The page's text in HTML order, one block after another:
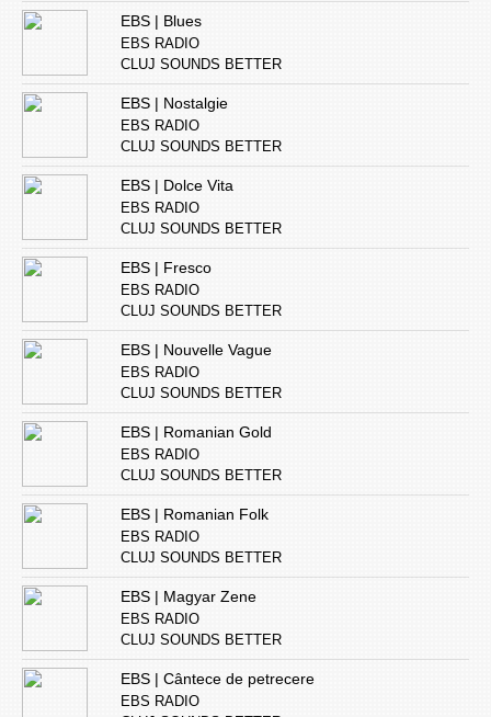
EBS | Blues
EBS RADIO
CLUJ SOUNDS BETTER
EBS | Nostalgie
EBS RADIO
CLUJ SOUNDS BETTER
EBS | Dolce Vita
EBS RADIO
CLUJ SOUNDS BETTER
EBS | Fresco
EBS RADIO
CLUJ SOUNDS BETTER
EBS | Nouvelle Vague
EBS RADIO
CLUJ SOUNDS BETTER
EBS | Romanian Gold
EBS RADIO
CLUJ SOUNDS BETTER
EBS | Romanian Folk
EBS RADIO
CLUJ SOUNDS BETTER
EBS | Magyar Zene
EBS RADIO
CLUJ SOUNDS BETTER
EBS | Cântece de petrecere
EBS RADIO